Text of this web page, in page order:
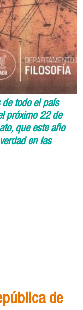
todo el país
próximo 22 de
que este año
en las
de